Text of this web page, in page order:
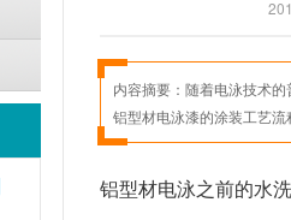
内容摘要： 随着电泳技术
铝型材电泳漆的涂装工艺
铝型材电泳之前的水